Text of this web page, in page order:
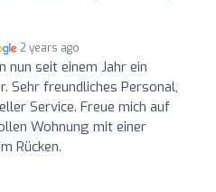
2 years ago
nun seit einem Jahr ein
Sehr freundliches Personal,
Service. Freue mich auf
Wohnung mit einer
Rücken.